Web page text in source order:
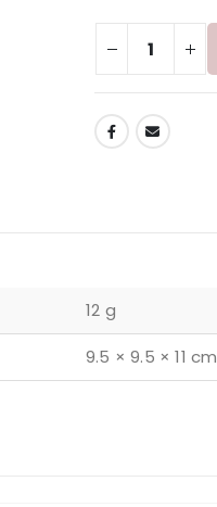
12 g
9.5 × 9.5 × 11 cm